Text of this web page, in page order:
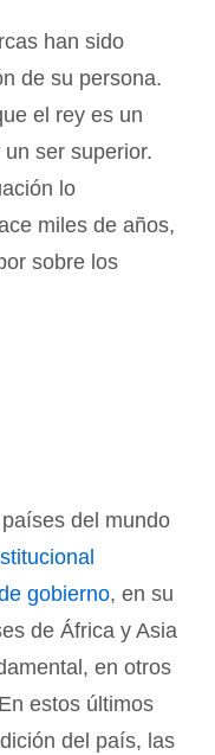
han sido
de su persona.
el rey es un
ser superior.
lo
miles de años,
sobre los
del mundo
gobierno, en su
de África y Asia
en otros
estos últimos
del país, las